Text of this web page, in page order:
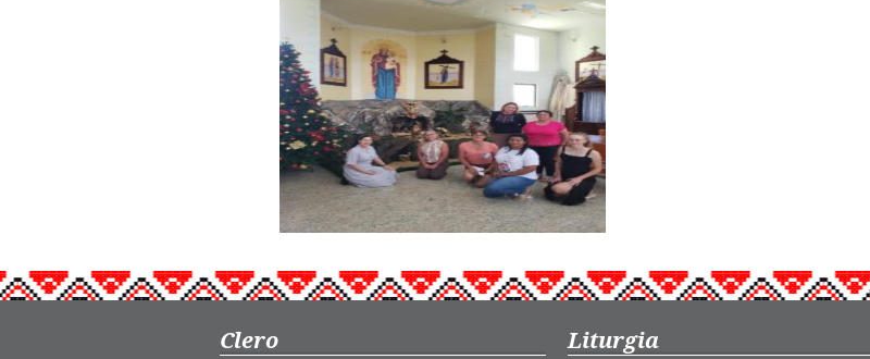
Clero Liturgia